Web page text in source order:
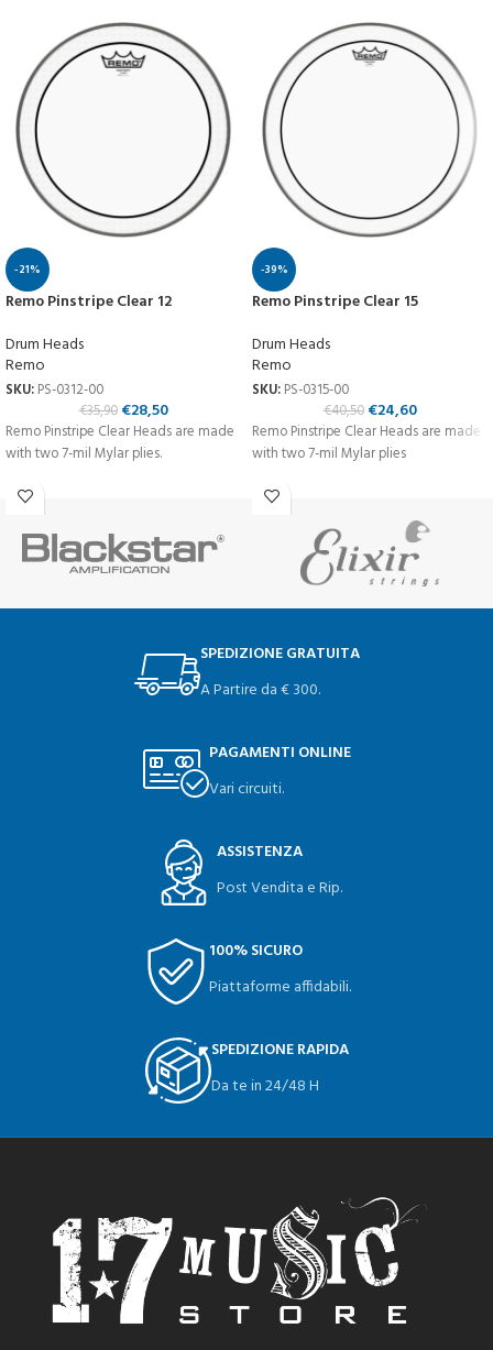
-21%
Remo Pinstripe Clear 12
Drum Heads
Remo
SKU: PS-0312-00
€35,90 €28,50
Remo Pinstripe Clear Heads are made
with two 7-mil Mylar plies.
-39%
Remo Pinstripe Clear 15
Drum Heads
Remo
SKU: PS-0315-00
€40,50 €24,60
Remo Pinstripe Clear Heads are made
with two 7-mil Mylar plies
SPEDIZIONE GRATUITA
A Partire da € 300.
PAGAMENTI ONLINE
Vari circuiti.
ASSISTENZA
Post Vendita e Rip.
100% SICURO
Piattaforme affidabili.
SPEDIZIONE RAPIDA
Da te in 24/48 H